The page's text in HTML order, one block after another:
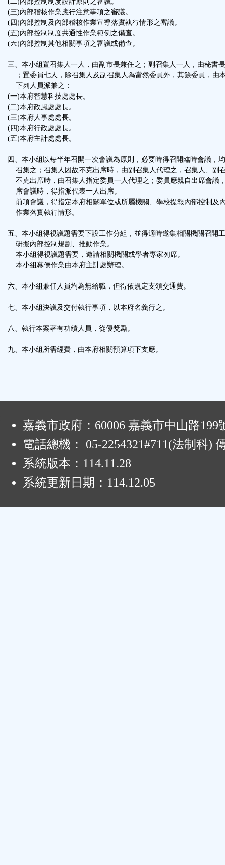
(三)內部稽核作業應行注意事項之審議。
(四)內部控制及內部稽核作業宣導落實執行情形之審議。
(五)內部控制制度共通性作業範例之備查。
(六)內部控制其他相關事項之審議或備查。
三、本小組置召集人一人，由副市長兼任之；副召集人一人，由秘書
；置委員七人，除召集人及副召集人為當然委員外，其餘委員，由
下列人員派兼之：
(一)本府智慧科技處處長。
(二)本府政風處處長。
(三)本府人事處處長。
(四)本府行政處處長。
(五)本府主計處處長。
四、本小組以每半年召開一次會議為原則，必要時得召開臨時會議，
召集之；召集人因故不克出席時，由副召集人代理之，召集人、副
不克出席時，由召集人指定委員一人代理之；委員應親自出席會議
席會議時，得指派代表一人出席。
前項會議，得指定本府相關單位或所屬機關、學校提報內部控制及
作業落實執行情形。
五、本小組得視議題需要下設工作分組，並得適時邀集相關機關召開
研擬內部控制規劃、推動作業。
本小組得視議題需要，邀請相關機關或學者專家列席。
本小組幕僚作業由本府主計處辦理。
六、本小組兼任人員均為無給職，但得依規定支領交通費。
七、本小組決議及交付執行事項，以本府名義行之。
八、執行本案著有功績人員，從優獎勵。
九、本小組所需經費，由本府相關預算項下支應。
嘉義市政府：60006 嘉義市中山路199
電話總機： 05-2254321#711(法制科)
系統版本： 114.11.28
系統更新日期： 114.12.05